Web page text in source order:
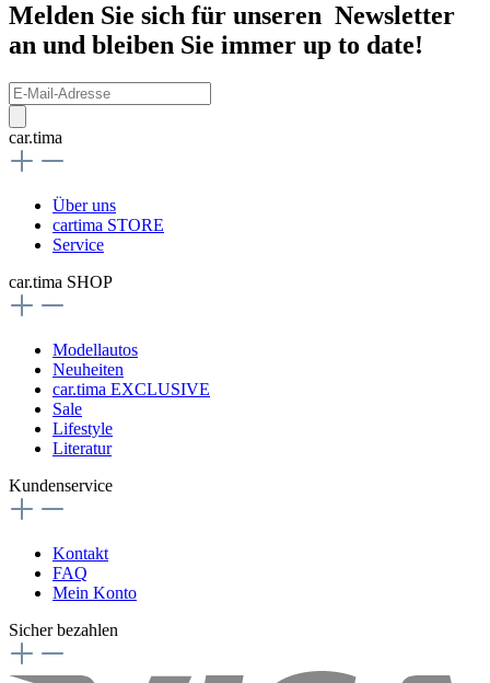
Melden Sie sich für unseren Newsletter
an und bleiben Sie immer up to date!
car.tima
Über uns
cartima STORE
Service
car.tima SHOP
Modellautos
Neuheiten
car.tima EXCLUSIVE
Sale
Lifestyle
Literatur
Kundenservice
Kontakt
FAQ
Mein Konto
Sicher bezahlen